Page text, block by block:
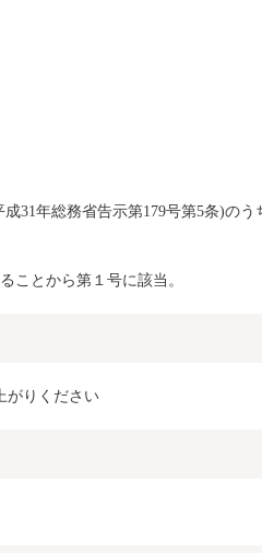
31年総務省告示第179号第5条)のう
ことから第１号に該当。
がりください